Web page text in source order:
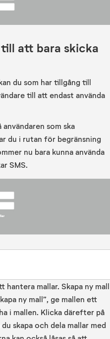
till att bara skicka
du som har tillgång till
till att endast använda
som ska
du i rutan för begränsning
nu bara kunna använda
SMS.
hantera mallar. Skapa ny mall
ny mall”, ge mallen ett
i mallen. Klicka därefter på
skapa och dela mallar med